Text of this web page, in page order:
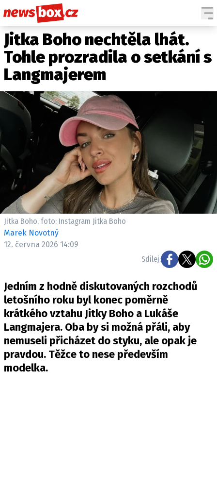
DOMÁCÍ
ZAHRANIČÍ
POČASÍ
KRIMI
EKONOMIKA
KULTURA
SPOLEČNOST
SPORT
ČESKÉ CELEBRITY
SVĚTOVÉ CELEBRITY
SLEDUJTE NÁS NA|
Máte příběh, fotku nebo video?
Pošlete e-mail na newsbox.cz
KONTAKT
VYDAVATEL
INZERCE
OSOBNÍ ÚDAJE / COOKIES
VOLNÁ MÍSTA
Jitka Boho nechtěla lhát.
Tohle prozradila o setkání s
Langmajerem
Jitka Boho, foto: Instagram Jitka Boho
Marek Novotný
12. června 2026 14:09
Sdílej:
Jedním z hodně diskutovaných rozchodů
letošního roku byl konec poměrně
krátkého vztahu Jitky Boho a Lukáše
Langmajera. Oba by si možná přáli, aby
nemuseli přicházet do styku, ale opak je
pravdou. Těžce to nese především
modelka.